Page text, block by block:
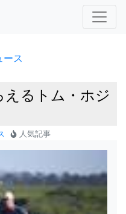
ース
るトム・ホジ
人気記事